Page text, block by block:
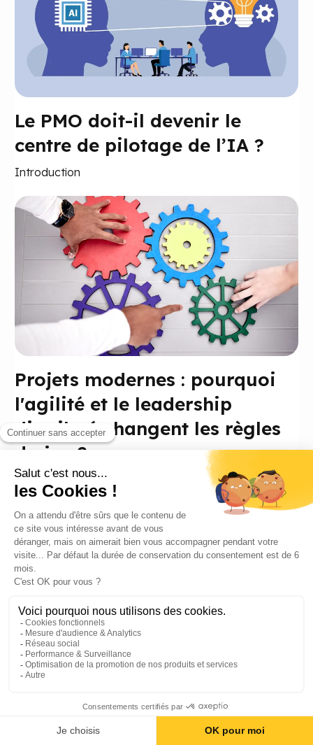
Le PMO doit-il devenir le
centre de pilotage de l’IA ?
Introduction
Projets modernes : pourquoi
l'agilité et le leadership
distribué changent les règles
du jeu ?
Dans un environnement professionnel caractérisé
par une complexité croissante et une accélération
fulgurante des...